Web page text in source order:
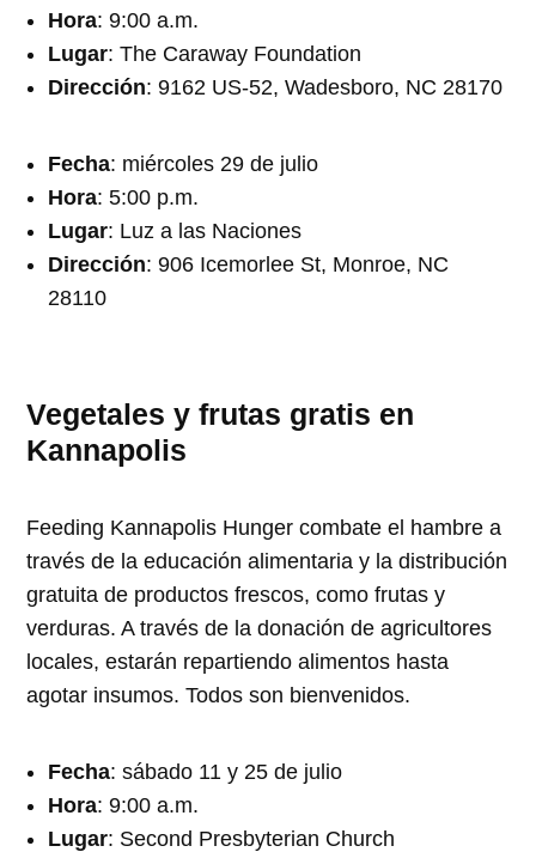
Hora: 9:00 a.m.
Lugar: The Caraway Foundation
Dirección: 9162 US-52, Wadesboro, NC 28170
Fecha: miércoles 29 de julio
Hora: 5:00 p.m.
Lugar: Luz a las Naciones
Dirección: 906 Icemorlee St, Monroe, NC
28110
Vegetales y frutas gratis en
Kannapolis
Feeding Kannapolis Hunger combate el hambre a
través de la educación alimentaria y la distribución
gratuita de productos frescos, como frutas y
verduras. A través de la donación de agricultores
locales, estarán repartiendo alimentos hasta
agotar insumos. Todos son bienvenidos.
Fecha: sábado 11 y 25 de julio
Hora: 9:00 a.m.
Lugar: Second Presbyterian Church